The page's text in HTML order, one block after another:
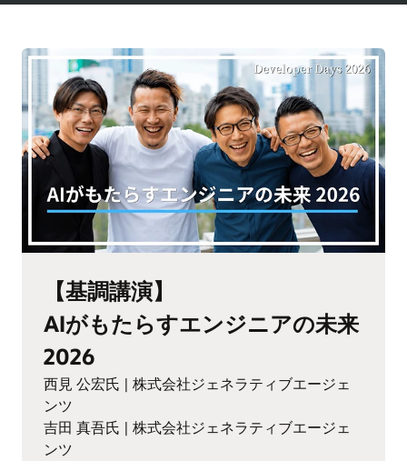
【基調講演】
AIがもたらすエンジニアの未来
2026
西見 公宏氏 | 株式会社ジェネラティブエージェ
ンツ
吉田 真吾氏 | 株式会社ジェネラティブエージェ
ンツ